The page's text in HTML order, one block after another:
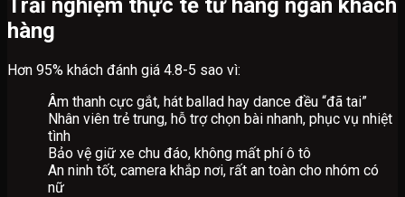
Trải nghiệm thực tế từ hàng ngàn khách
hàng
Hơn 95% khách đánh giá 4.8-5 sao vì:
Âm thanh cực gắt, hát ballad hay dance đều “đã tai”
Nhân viên trẻ trung, hỗ trợ chọn bài nhanh, phục vụ nhiệt
tình
Bảo vệ giữ xe chu đáo, không mất phí ô tô
An ninh tốt, camera khắp nơi, rất an toàn cho nhóm có
nữ